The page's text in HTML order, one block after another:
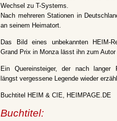
Wechsel zu T-Systems.
Nach mehreren Stationen in
an seinem Heimatort.
Das Bild eines unbekannten HEIM-
Grand Prix in Monza lässt ihn zum Autor
Ein Quereinsteiger, der nach langer
längst vergessene Legende wieder
Buchtitel HEIM & CIE, HEIMPAGE.DE
Buchtitel: